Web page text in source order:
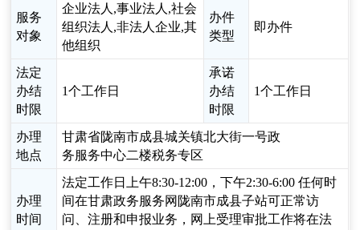
服务
对象
企业法人,事业法人,社会
组织法人,非法人企业,其
他组织
办件
类型
即办件
法定
办结
时限
1个工作日
承诺
办结
时限
1个工作日
办理
地点
甘肃省陇南市成县城关镇北大街一号政
务服务中心二楼税务专区
办理
时间
法定工作日上午8:30-12:00，下午2:30-6:00 任何时
间在甘肃政务服务网陇南市成县子站可正常访
问、注册和申报业务，网上受理审批工作将在法